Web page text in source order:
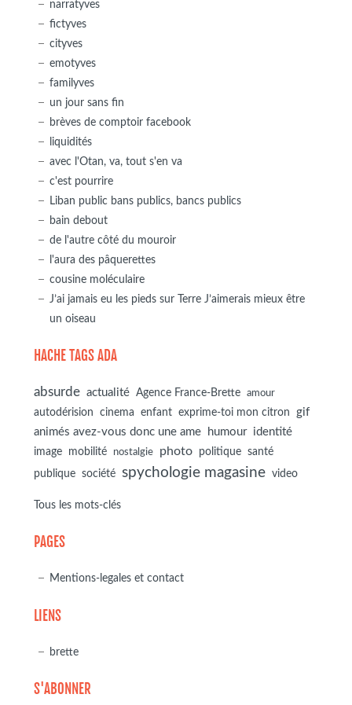
narratyves
fictyves
cityves
emotyves
familyves
un jour sans fin
brèves de comptoir facebook
liquidités
avec l'Otan, va, tout s'en va
c'est pourrire
Liban public bans publics, bancs publics
bain debout
de l'autre côté du mouroir
l'aura des pâquerettes
cousine moléculaire
J’ai jamais eu les pieds sur Terre J’aimerais mieux être
un oiseau
HACHE TAGS ADA
absurde actualité Agence France-Brette amour
autodérision cinema enfant exprime-toi mon citron
gif
animés avez-vous donc une ame
humour identité
image mobilité nostalgie photo politique
santé
publique
société spychologie magasine video
Tous les mots-clés
PAGES
Mentions-legales et contact
LIENS
brette
S'ABONNER